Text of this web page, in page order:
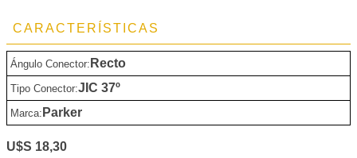
CARACTERÍSTICAS
Ángulo Conector: Recto
Tipo Conector:JIC 37º
Marca: Parker
U$S 18,30